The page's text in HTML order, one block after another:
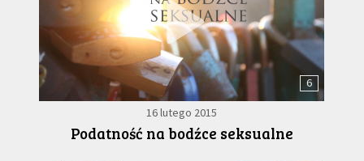
6
16 lutego 2015
Podatność na bodźce seksualne